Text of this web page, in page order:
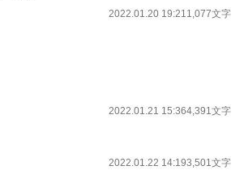
2022.01.20 19:211,077文字
2022.01.21 15:364,391文字
2022.01.22 14:193,501文字